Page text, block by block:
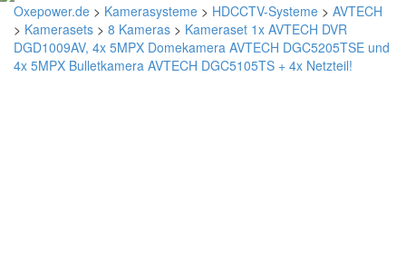
Oxepower.de > Kamerasysteme > HDCCTV-Systeme > AVTECH
> Kamerasets > 8 Kameras > Kameraset 1x AVTECH DVR
DGD1009AV, 4x 5MPX Domekamera AVTECH DGC5205TSE und
4x 5MPX Bulletkamera AVTECH DGC5105TS + 4x Netzteil!